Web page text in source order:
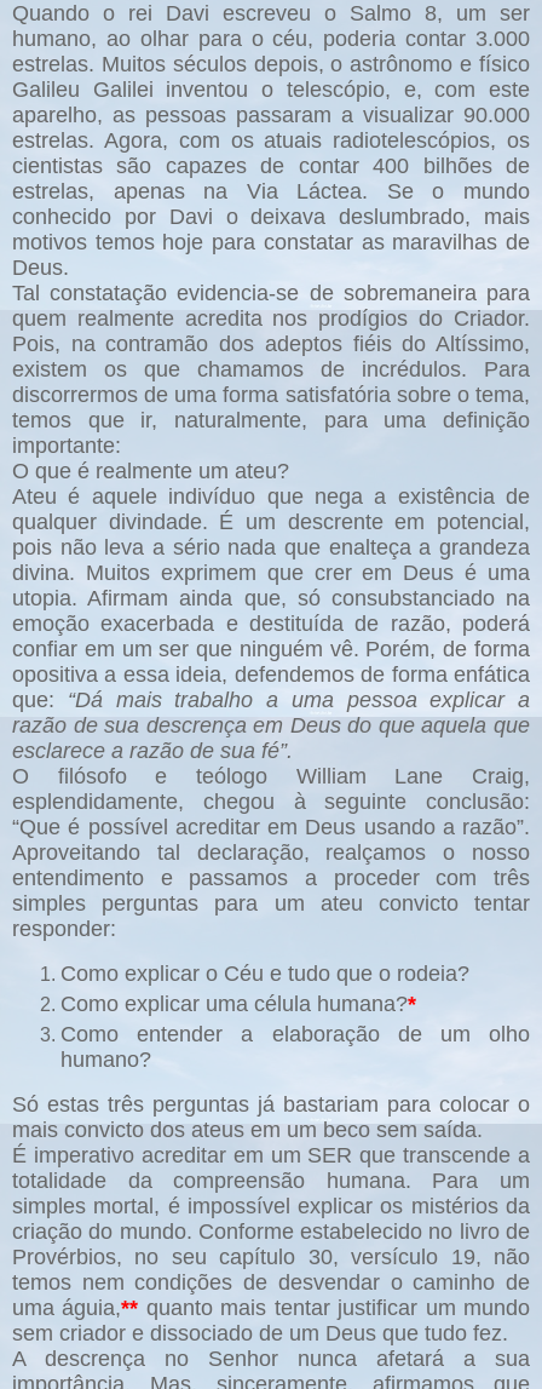
Quando o rei Davi escreveu o Salmo 8, um ser
humano, ao olhar para o céu, poderia contar 3.000
estrelas. Muitos séculos depois, o astrônomo e físico
Galileu Galilei inventou o telescópio, e, com este
aparelho, as pessoas passaram a visualizar 90.000
estrelas. Agora, com os atuais radiotelescópios, os
cientistas são capazes de contar 400 bilhões de
estrelas, apenas na Via Láctea. Se o mundo
conhecido por Davi o deixava deslumbrado, mais
motivos temos hoje para constatar as maravilhas de
Deus.
Tal constatação evidencia-se de sobremaneira para
quem realmente acredita nos prodígios do Criador.
Pois, na contramão dos adeptos fiéis do Altíssimo,
existem os que chamamos de incrédulos. Para
discorrermos de uma forma satisfatória sobre o tema,
temos que ir, naturalmente, para uma definição
importante:
O que é realmente um ateu?
Ateu é aquele indivíduo que nega a existência de
qualquer divindade. É um descrente em potencial,
pois não leva a sério nada que enalteça a grandeza
divina. Muitos exprimem que crer em Deus é uma
utopia. Afirmam ainda que, só consubstanciado na
emoção exacerbada e destituída de razão, poderá
confiar em um ser que ninguém vê. Porém, de forma
opositiva a essa ideia, defendemos de forma enfática
que: “Dá mais trabalho a uma pessoa explicar a
razão de sua descrença em Deus do que aquela que
esclarece a razão de sua fé”.
O filósofo e teólogo William Lane Craig,
esplendidamente, chegou à seguinte conclusão:
“Que é possível acreditar em Deus usando a razão”.
Aproveitando tal declaração, realçamos o nosso
entendimento e passamos a proceder com três
simples perguntas para um ateu convicto tentar
responder:
Como explicar o Céu e tudo que o rodeia?
Como explicar uma célula humana?*
Como entender a elaboração de um olho
humano?
Só estas três perguntas já bastariam para colocar o
mais convicto dos ateus em um beco sem saída.
É imperativo acreditar em um SER que transcende a
totalidade da compreensão humana. Para um
simples mortal, é impossível explicar os mistérios da
criação do mundo. Conforme estabelecido no livro de
Provérbios, no seu capítulo 30, versículo 19, não
temos nem condições de desvendar o caminho de
uma águia,** quanto mais tentar justificar um mundo
sem criador e dissociado de um Deus que tudo fez.
A descrença no Senhor nunca afetará a sua